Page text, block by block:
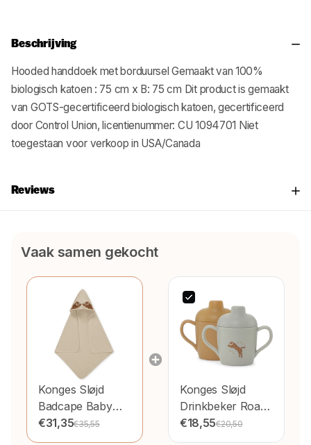
Beschrijving
Hooded handdoek met borduursel Gemaakt van 100%
biologisch katoen : 75 cm x B: 75 cm Dit product is gemaakt
van GOTS-gecertificeerd biologisch katoen, gecertificeerd
door Control Union, licentienummer: CU 1094701 Niet
toegestaan voor verkoop in USA/Canada
Reviews
Vaak samen gekocht
Konges Sløjd
Badcape Baby
Tiger
€31,35€35,55
Konges Sløjd
Drinkbeker Roar
2st
€18,55€20,50